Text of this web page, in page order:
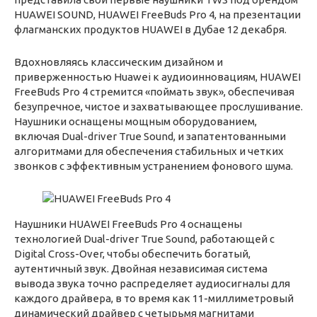
HUAWEI SOUND, HUAWEI FreeBuds Pro 4, на презентации
флагманских продуктов HUAWEI в Дубае 12 декабря.
Вдохновляясь классическим дизайном и
приверженностью Huawei к аудиоинновациям, HUAWEI
FreeBuds Pro 4 стремится «поймать звук», обеспечивая
безупречное, чистое и захватывающее прослушивание.
Наушники оснащены мощным оборудованием,
включая Dual-driver True Sound, и запатентованными
алгоритмами для обеспечения стабильных и четких
звонков с эффективным устранением фонового шума.
Наушники HUAWEI FreeBuds Pro 4 оснащены
технологией Dual-driver True Sound, работающей с
Digital Cross-Over, чтобы обеспечить богатый,
аутентичный звук. Двойная независимая система
вывода звука точно распределяет аудиосигналы для
каждого драйвера, в то время как 11-миллиметровый
динамический драйвер с четырьмя магнитами